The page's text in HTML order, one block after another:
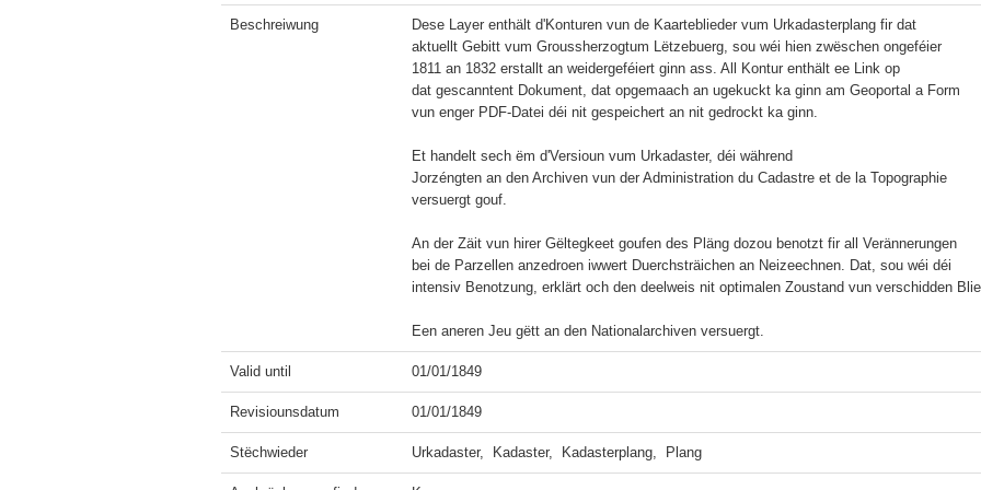
Beschreiwung
Dese Layer enthält d'Konturen vun de Kaarteblieder vum Urkadasterplang fir dat
aktuellt Gebitt vum Groussherzogtum Lëtzebuerg, sou wéi hien zwëschen ongeféier
1811 an 1832 erstallt an weidergeféiert ginn ass. All Kontur enthält ee Link op
dat gescanntent Dokument, dat opgemaach an ugekuckt ka ginn am Geoportal a Form
vun enger PDF-Datei déi nit gespeichert an nit gedrockt ka ginn.
Et handelt sech ëm d'Versioun vum Urkadaster, déi während
Jorzéngten an den Archiven vun der Administration du Cadastre et de la Topographie
versuergt gouf.
An der Zäit vun hirer Gëltegkeet goufen des Pläng dozou benotzt fir all Verännerungen
bei de Parzellen anzedroen iwwert Duerchsträichen an Neizeechnen. Dat, sou wéi déi
intensiv Benotzung, erklärt och den deelweis nit optimalen Zoustand vun verschidden
Een aneren Jeu gëtt an den Nationalarchiven versuergt.
Valid until 01/01/1849
Revisiounsdatum 01/01/1849
Stëchwieder Urkadaster,  Kadaster,  Kadasterplang,  Plang